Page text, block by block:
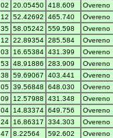
02 20.05450 418.609
Overeno
12 52.42692 465.740
Overeno
35 58.05242 559.598
Overeno
12 22.89354 285.584
Overeno
03 16.65384 431.399
Overeno
53 48.91886 283.909
Overeno
38 59.69067 403.441
Overeno
05 39.56848 648.030
Overeno
09 12.57988 431.348
Overeno
04 14.83374 649.756
Overeno
24 16.86317 334.303
Overeno
47 8.22564 592.602
Overeno